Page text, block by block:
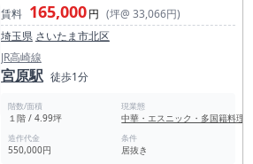
賃料 165,000円 (坪@ 33,066円)
埼玉県 さいたま市北区
JR高崎線
宮原駅 徒歩1分
階数/面積
１階 / 4.99坪
現業態
中華・エスニック・多国籍料理
造作代金
550,000円
条件
居抜き